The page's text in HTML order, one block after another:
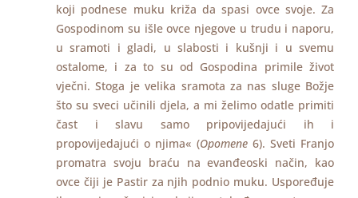
koji podnese muku križa da spasi ovce svoje. Za
Gospodinom su išle ovce njegove u trudu i naporu,
u sramoti i gladi, u slabosti i kušnji i u svemu
ostalome, i za to su od Gospodina primile život
vječni. Stoga je velika sramota za nas sluge Božje
što su sveci učinili djela, a mi želimo odatle primiti
čast i slavu samo pripovijedajući ih i
propovijedajući o njima« (Opomene6). Sveti Franjo
promatra svoju braću na evanđeoski način, kao
ovce čiji je Pastir za njih podnio muku. Uspoređuje